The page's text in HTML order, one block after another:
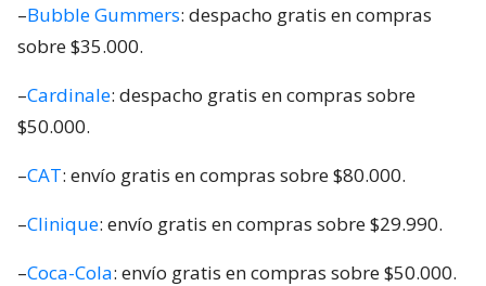
–Bubble Gummers: despacho gratis en compras
sobre $35.000.
–Cardinale: despacho gratis en compras sobre
$50.000.
–CAT: envío gratis en compras sobre $80.000.
–Clinique: envío gratis en compras sobre $29.990.
–Coca-Cola: envío gratis en compras sobre $50.000.